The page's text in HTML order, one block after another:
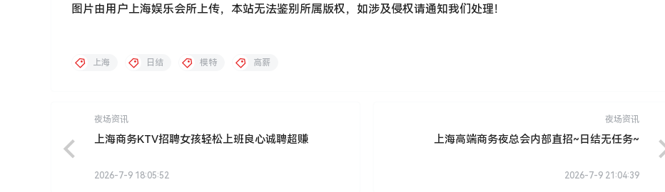
图片由用户上海娱乐会所上传，本站无法鉴别所属版权，如涉及侵权请通知我们处理！
上海 日结 模特 高薪
夜场资讯
上海商务KTV招聘女孩轻松上班良心诚聘超赚
2026-7-9 18:05:52
夜场资讯
上海高端商务夜总会内部直招~日结无任务~
2026-7-9 21:04:39